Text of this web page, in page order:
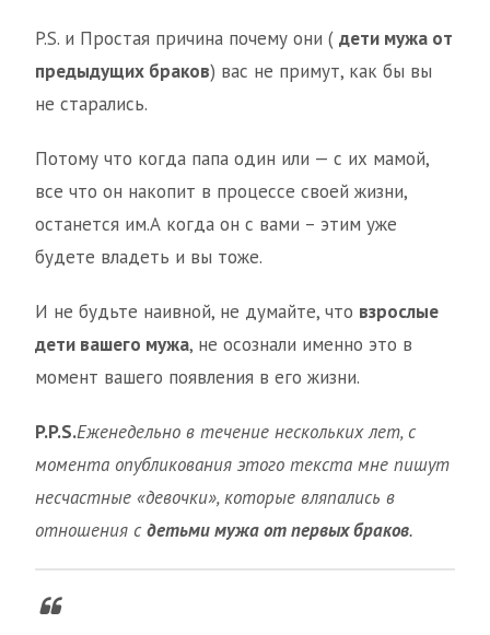
P.S. и Простая причина почему они ( дети мужа от
предыдущих браков) вас не примут, как бы вы
не старались.
Потому что когда папа один или — с их мамой,
все что он накопит в процессе своей жизни,
останется им.А когда он с вами – этим уже
будете владеть и вы тоже.
И не будьте наивной, не думайте, что взрослые
дети вашего мужа, не осознали именно это в
момент вашего появления в его жизни.
P.P.S.Еженедельно в течение нескольких лет, с
момента опубликования этого текста мне пишут
несчастные «девочки», которые вляпались в
отношения сдетьми мужа от первых браков.